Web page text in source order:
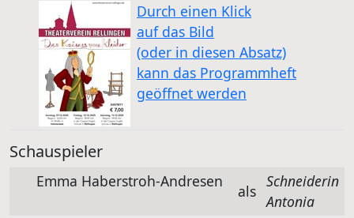
Durch einen Klick
auf das Bild
(oder in diesen Absatz)
kann das Programmheft
geöffnet werden
Schauspieler
Emma Haberstroh-Andresen
als
Schneiderin
Antonia